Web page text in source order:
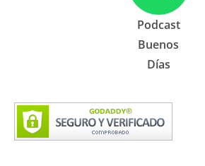
Podcast
Buenos
Días